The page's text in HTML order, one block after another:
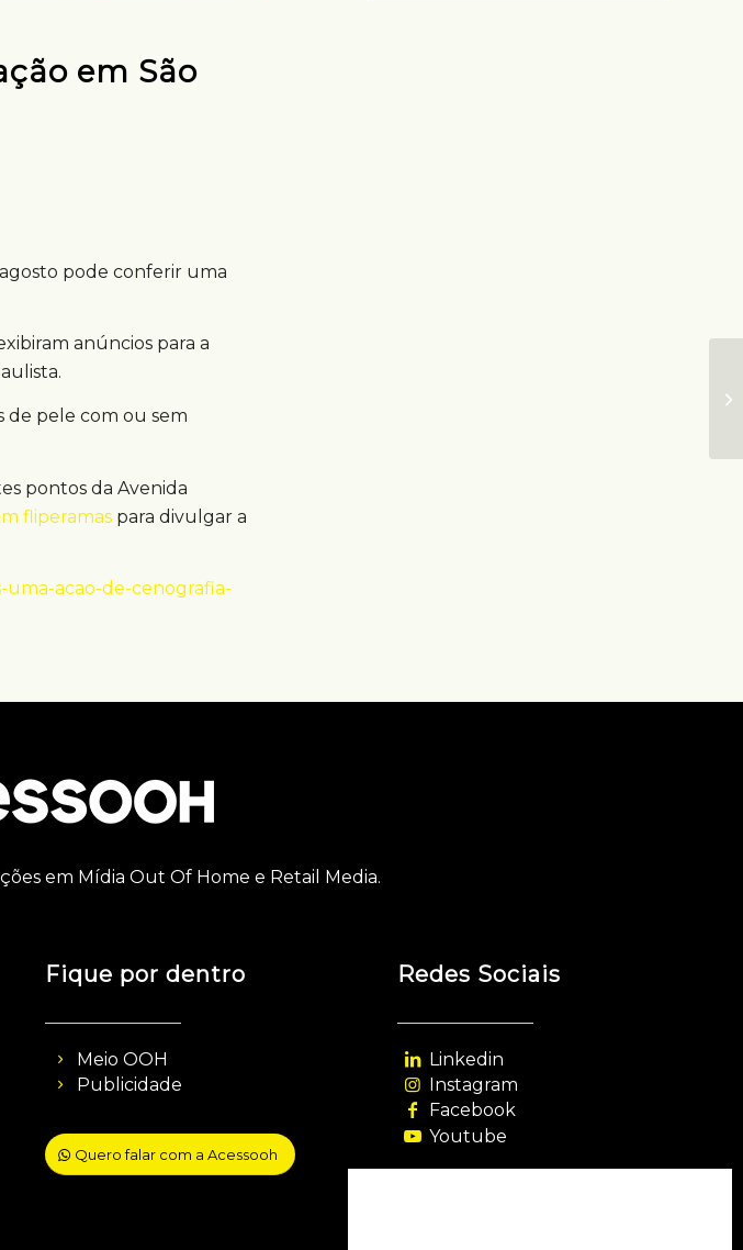
em São
pode conferir uma
anúncios para a
de pele com ou sem
pontos da Avenida
fliperamas para divulgar a
uma-acao-de-cenografia-
em Mídia Out Of Home e Retail Media.
Fique por dentro
Meio OOH
Publicidade
Quero falar com a Acessooh
Redes Sociais
Linkedin
Instagram
Facebook
Youtube